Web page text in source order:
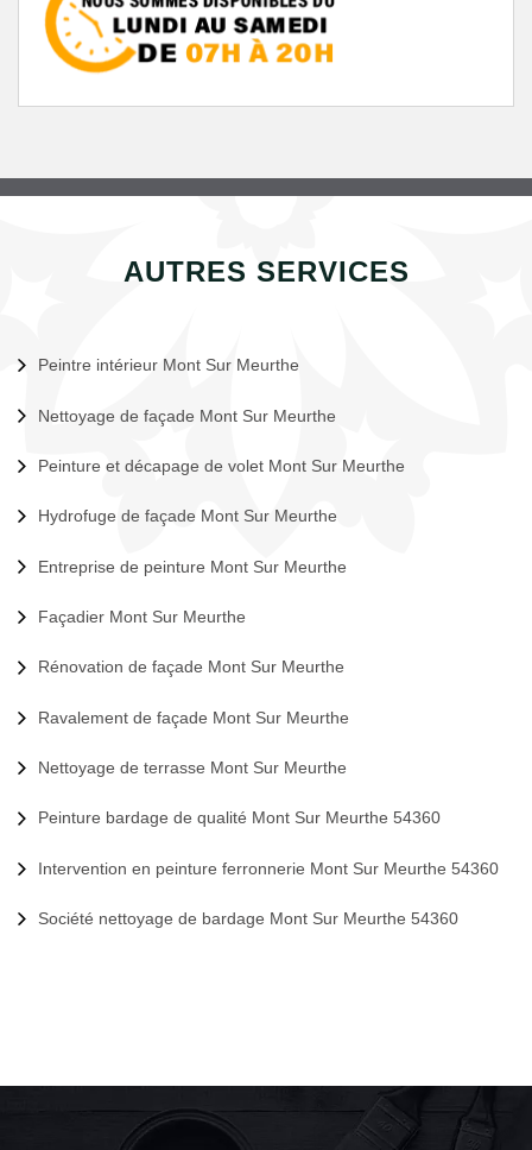
AUTRES SERVICES
Peintre intérieur Mont Sur Meurthe
Nettoyage de façade Mont Sur Meurthe
Peinture et décapage de volet Mont Sur Meurthe
Hydrofuge de façade Mont Sur Meurthe
Entreprise de peinture Mont Sur Meurthe
Façadier Mont Sur Meurthe
Rénovation de façade Mont Sur Meurthe
Ravalement de façade Mont Sur Meurthe
Nettoyage de terrasse Mont Sur Meurthe
Peinture bardage de qualité Mont Sur Meurthe 54360
Intervention en peinture ferronnerie Mont Sur Meurthe 54360
Société nettoyage de bardage Mont Sur Meurthe 54360